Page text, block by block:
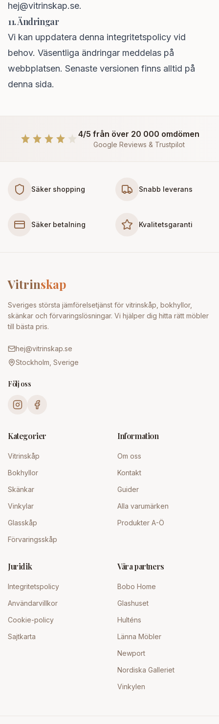
hej@vitrinskap.se.
11. Ändringar
Vi kan uppdatera denna integritetspolicy vid
behov. Väsentliga ändringar meddelas på
webbplatsen. Senaste versionen finns alltid på
denna sida.
4/5 från över 20 000 omdömen
Google Reviews & Trustpilot
Säker shopping Snabb leverans
Säker betalning Kvalitetsgaranti
Vitrinskap
Sveriges största jämförelsetjänst för vitrinskåp, bokhyllor,
skänkar och förvaringslösningar. Vi hjälper dig hitta rätt möbler
till bästa pris.
hej@vitrinskap.se
Stockholm, Sverige
Följ oss
Kategorier
Vitrinskåp
Bokhyllor
Skänkar
Vinkylar
Glasskåp
Förvaringsskåp
Information
Om oss
Kontakt
Guider
Alla varumärken
Produkter A-Ö
Juridik
Integritetspolicy
Användarvillkor
Cookie-policy
Sajtkarta
Våra partners
Bobo Home
Glashuset
Hulténs
Länna Möbler
Newport
Nordiska Galleriet
Vinkylen